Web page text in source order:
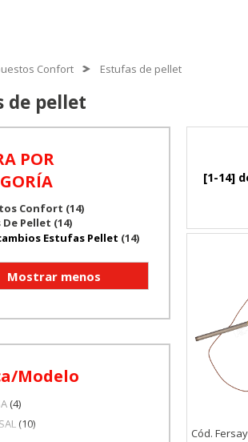
Confort Estufas de pellet
de pellet
POR
Confort (14)
Pellet (14)
Estufas Pellet (14)
Modelo
(4)
(10)
[1-14]
Cód.